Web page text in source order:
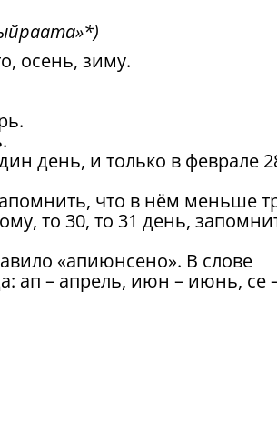
осень, зиму.
день, и только в феврале
что в нём меньше
то 30, то 31 день,
«апиюнсено». В слове
ап – апрель, июн – июнь, се